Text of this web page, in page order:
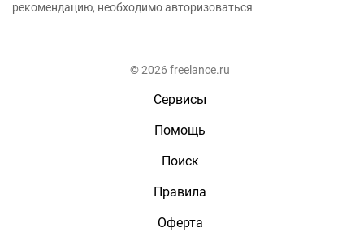
рекомендацию, необходимо авторизоваться
© 2026 freelance.ru
Сервисы
Помощь
Поиск
Правила
Оферта